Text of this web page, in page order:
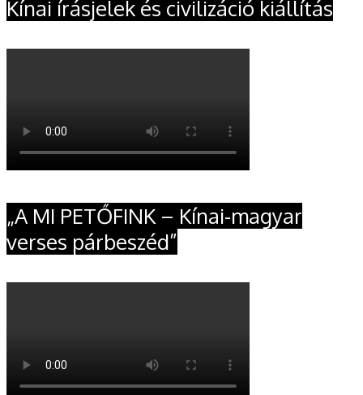
Kínai írásjelek és civilizáció kiállítás
„A MI PETŐFINK – Kínai-magyar
verses párbeszéd”